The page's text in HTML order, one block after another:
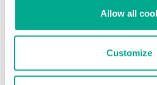
Allow all
Customize
ÚLTIMAS